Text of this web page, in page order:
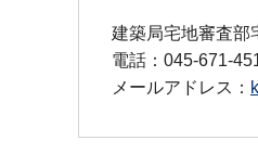
建築局宅地審査部
電話：045-671-
メールアドレス：